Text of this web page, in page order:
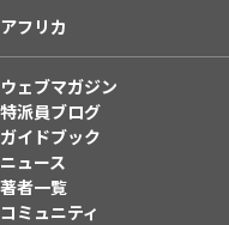
アフリカ
ウェブマガジン
特派員ブログ
ガイドブック
ニュース
著者一覧
コミュニティ